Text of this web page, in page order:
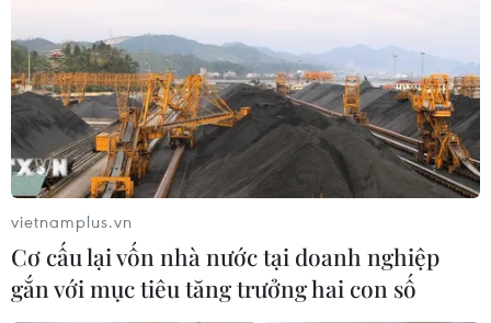
vietnamplus.vn
Cơ cấu lại vốn nhà nước tại doanh nghiệp
gắn với mục tiêu tăng trưởng hai con số